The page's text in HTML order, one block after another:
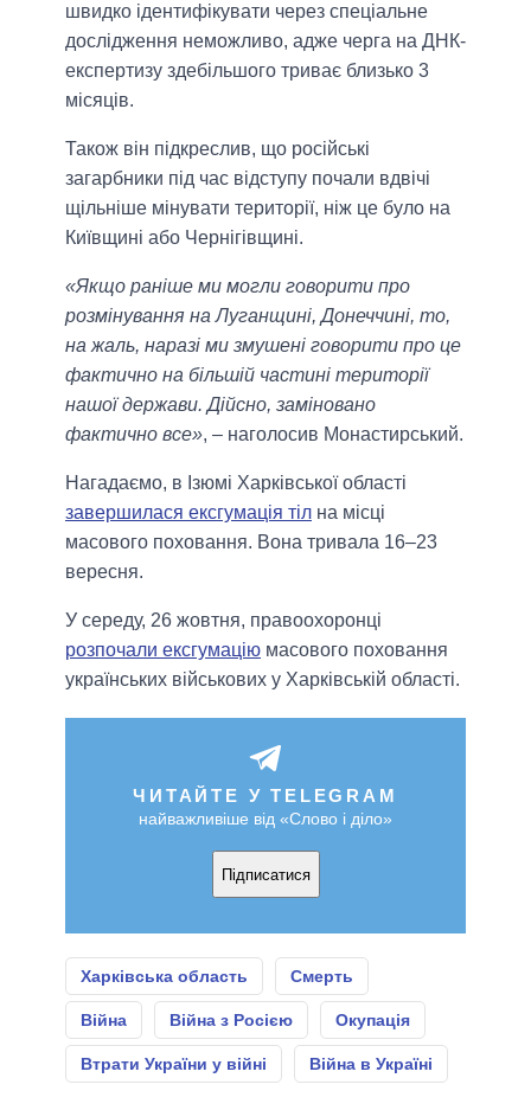
швидко ідентифікувати через спеціальне
дослідження неможливо, адже черга на ДНК-
експертизу здебільшого триває близько 3
місяців.
Також він підкреслив, що російські
загарбники під час відступу почали вдвічі
щільніше мінувати території, ніж це було на
Київщині або Чернігівщині.
«Якщо раніше ми могли говорити про
розмінування на Луганщині, Донеччині, то,
на жаль, наразі ми змушені говорити про це
фактично на більшій частині території
нашої держави. Дійсно, заміновано
фактично все», – наголосив Монастирський.
Нагадаємо, в Ізюмі Харківської області
завершилася ексгумація тіл на місці
масового поховання. Вона тривала 16–23
вересня.
У середу, 26 жовтня, правоохоронці
розпочали ексгумацію масового поховання
українських військових у Харківській області.
ЧИТАЙТЕ У TELEGRAM
найважливіше від «Слово і діло»
Підписатися
Харківська область Смерть
Війна Війна з Росією Окупація
Втрати України у війні Війна в Україні